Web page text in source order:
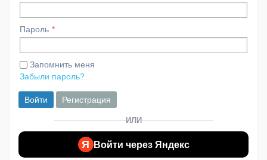
Пароль
Запомнить меня
Забыли пароль?
Войти Регистрация
ИЛИ
Я Войти через Яндекс